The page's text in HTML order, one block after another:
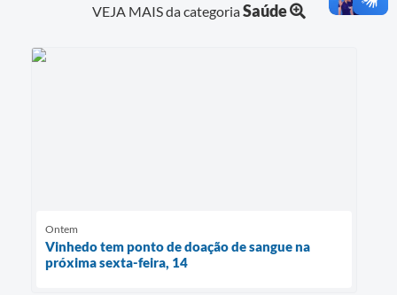
VEJA MAIS da categoriaSaúde
Ontem
Vinhedo tem ponto de doação de sangue na
próxima sexta-feira, 14